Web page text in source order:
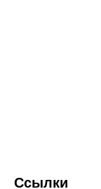
Ссылки